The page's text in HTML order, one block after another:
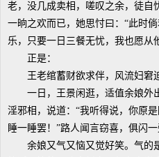
老，没几成卖相，嗟叹之余，徒自
一晌之欢而已，她思忖曰：“此时
乐，只要一日三餐无忧，我也愿从
正是：
王老绾蓄财欲求伴，风流妇窘迫
一日，王景闲逛，适值余娘外
淫邪相，说道：“我听得说，你原
睡一睡罢！”路人闻言窃喜，俱闪
余娘又气又恼又觉好笑。气的